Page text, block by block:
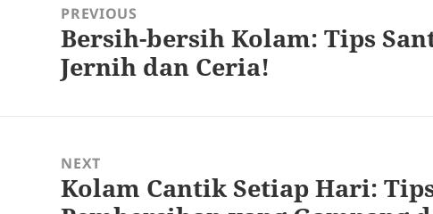
navigationPREVIOUS
Previous
post:
Bersih-bersih Kolam: Tips
Jernih dan Ceria!
NEXT
Next
Kolam Cantik Setiap Hari: